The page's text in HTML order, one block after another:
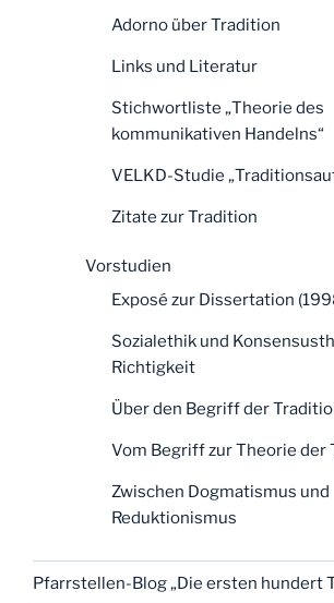
Adorno über Tradition
Links und Literatur
Stichwortliste „Theorie des
kommunikativen Handelns“
VELKD-Studie
Zitate zur Tradition
Vorstudien
Exposé zur Dissertation
Sozialethik und
Richtigkeit
Über den Begriff der
Vom Begriff zur Theorie der
Zwischen Dogmatismus und
Reduktionismus
Pfarrstellen-Blog „Die ersten hundert